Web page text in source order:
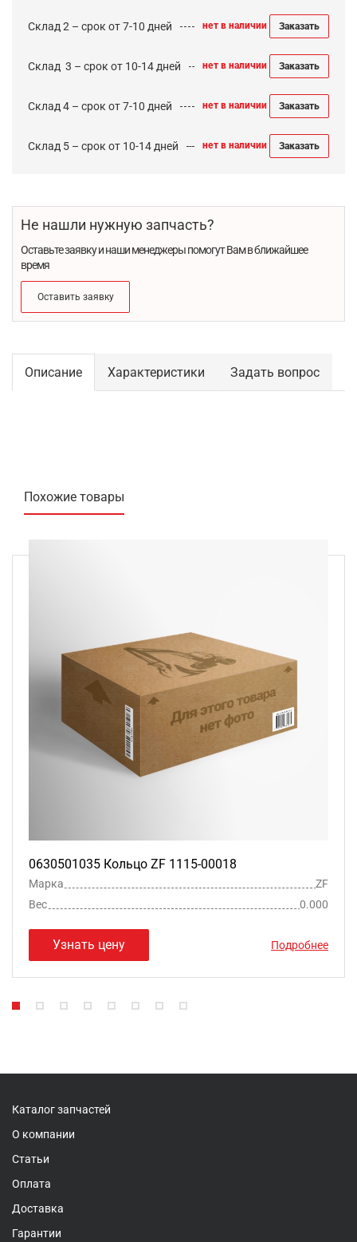
Склад 2 – срок от 7-10 дней нет в наличии Заказать
Cклад 3 – срок от 10-14 дней нет в наличии Заказать
Склад 4 – срок от 7-10 дней нет в наличии Заказать
Склад 5 – срок от 10-14 дней нет в наличии Заказать
Не нашли нужную запчасть?
Оставьте заявку и наши менеджеры помогут Вам в ближайшее
время
Оставить заявку
Описание Характеристики Задать вопрос
Похожие товары
0630501035 Кольцо ZF 1115-00018
Марка
ZF
Вес
0.000
Узнать цену Подробнее
Каталог запчастей
О компании
Статьи
Оплата
Доставка
Гарантии